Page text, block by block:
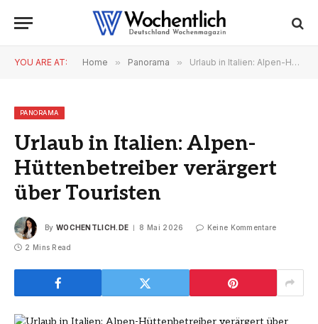
YOU ARE AT: Home » Panorama » Urlaub in Italien: Alpen-Hüttenbetreiber verärgert über Touristen
PANORAMA
Urlaub in Italien: Alpen-
Hüttenbetreiber verärgert
über Touristen
By WOCHENTLICH.DE 8 Mai 2026 Keine Kommentare
2 Mins Read